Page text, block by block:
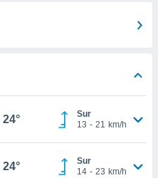
24°
Sur
13 - 21 km/h
24°
Sur
14 - 23 km/h